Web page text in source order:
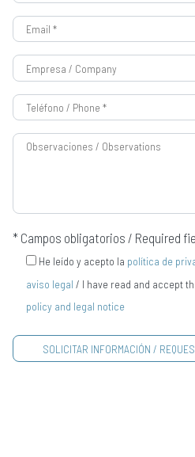
* Campos obligatorios / Required
He leído y acepto la política de
aviso legal / I have read and accept
policy and legal notice